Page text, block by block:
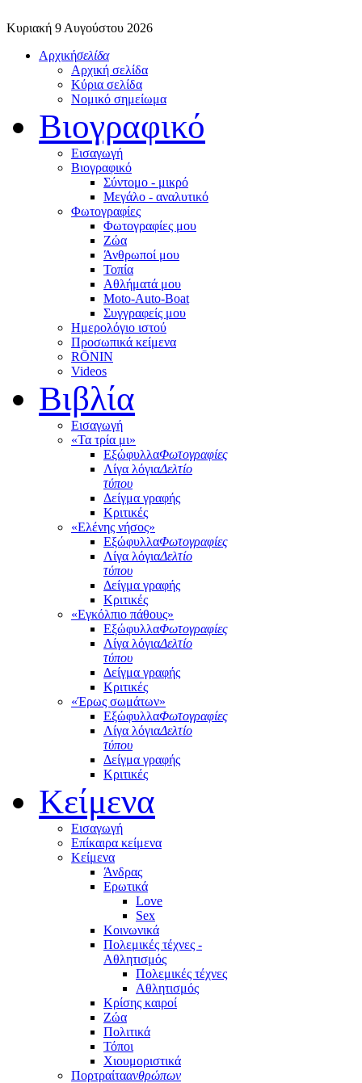
Κυριακή 9 Αυγούστου 2026
Αρχικήσελίδα
Αρχική σελίδα
Κύρια σελίδα
Νομικό σημείωμα
Βιογραφικό
Εισαγωγή
Βιογραφικό
Σύντομο - μικρό
Μεγάλο - αναλυτικό
Φωτογραφίες
Φωτογραφίες μου
Ζώα
Άνθρωποί μου
Τοπία
Αθλήματά μου
Moto-Auto-Boat
Συγγραφείς μου
Ημερολόγιο ιστού
Προσωπικά κείμενα
RŌNIN
Videos
Βιβλία
Εισαγωγή
«Τα τρία μι»
ΕξώφυλλαΦωτογραφίες
Λίγα λόγιαΔελτίο
τύπου
Δείγμα γραφής
Κριτικές
«Ελένης νήσος»
ΕξώφυλλαΦωτογραφίες
Λίγα λόγιαΔελτίο
τύπου
Δείγμα γραφής
Κριτικές
«Εγκόλπιο πάθους»
ΕξώφυλλαΦωτογραφίες
Λίγα λόγιαΔελτίο
τύπου
Δείγμα γραφής
Κριτικές
«Έρως σωμάτων»
ΕξώφυλλαΦωτογραφίες
Λίγα λόγιαΔελτίο
τύπου
Δείγμα γραφής
Κριτικές
Κείμενα
Εισαγωγή
Επίκαιρα κείμενα
Κείμενα
Άνδρας
Ερωτικά
Love
Sex
Κοινωνικά
Πολεμικές τέχνες -
Αθλητισμός
Πολεμικές τέχνες
Αθλητισμός
Κρίσης καιροί
Ζώα
Πολιτικά
Τόποι
Χιουμοριστικά
Πορτραίταανθρώπων